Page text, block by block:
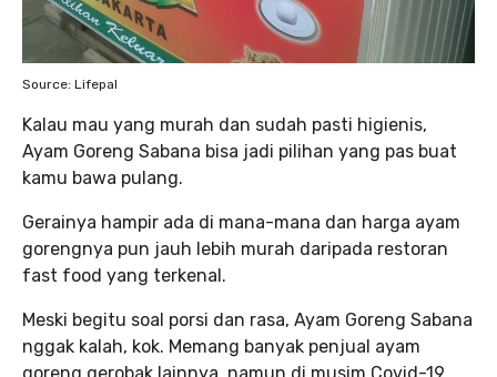
Source: Lifepal
Kalau mau yang murah dan sudah pasti higienis,
Ayam Goreng Sabana bisa jadi pilihan yang pas buat
kamu bawa pulang.
Gerainya hampir ada di mana-mana dan harga ayam
gorengnya pun jauh lebih murah daripada restoran
fast food yang terkenal.
Meski begitu soal porsi dan rasa, Ayam Goreng Sabana
nggak kalah, kok. Memang banyak penjual ayam